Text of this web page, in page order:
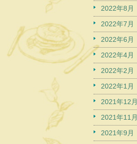
2022年8月
2022年7月
2022年6月
2022年4月
2022年2月
2022年1月
2021年12月
2021年11月
2021年9月